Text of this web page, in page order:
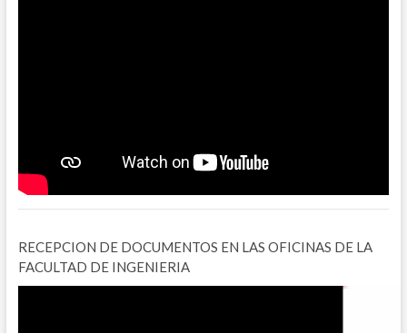
RECEPCION DE DOCUMENTOS EN LAS OFICINAS DE LA
FACULTAD DE INGENIERIA